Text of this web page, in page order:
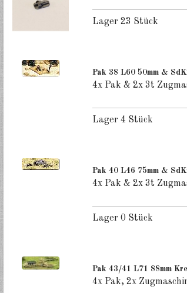
Lager 23 Stück
Pak 38 L60 50mm &
4x Pak & 2x 3t
Lager 4 Stück
Pak 40 L46 75mm &
4x Pak & 2x 3t
Lager 0 Stück
Pak 43/41 L71 88mm
4x Pak, 2x